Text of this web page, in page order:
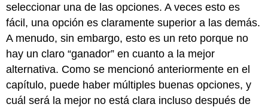
seleccionar una de las opciones. A veces esto es
fácil, una opción es claramente superior a las demás.
A menudo, sin embargo, esto es un reto porque no
hay un claro “ganador” en cuanto a la mejor
alternativa. Como se mencionó anteriormente en el
capítulo, puede haber múltiples buenas opciones, y
cuál será la mejor no está clara incluso después de